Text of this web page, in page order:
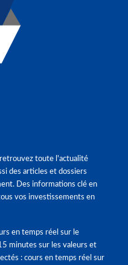
toute l'actualité
des articles et dossiers
Des informations clé en
vos investissements en
en temps réel sur le
minutes sur les valeurs et
: cours en temps réel sur